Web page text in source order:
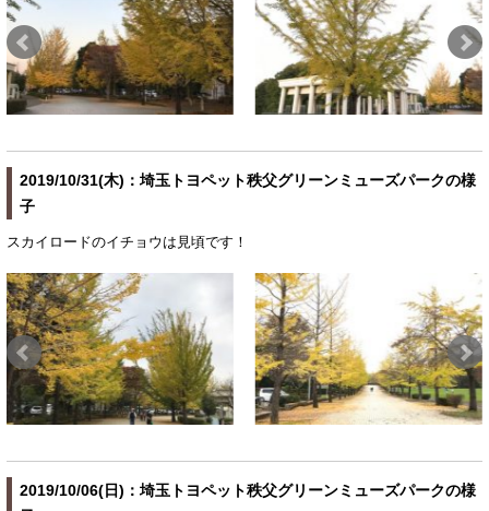
2019/10/31(木)：埼玉トヨペット秩父グリーンミューズパークの様
子
スカイロードのイチョウは見頃です！
2019/10/06(日)：埼玉トヨペット秩父グリーンミューズパークの様